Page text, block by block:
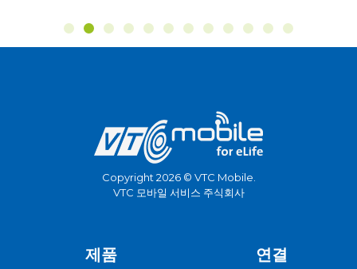
Copyright 2026 © VTC Mobile.
VTC 모바일 서비스 주식회사
제품 연결